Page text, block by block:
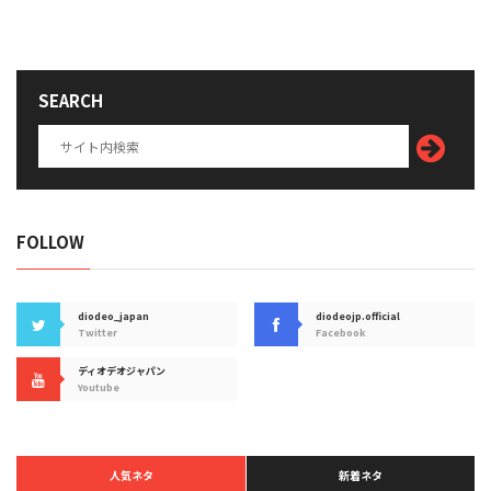
SEARCH
FOLLOW
diodeo_japan
Twitter
diodeojp.official
Facebook
ディオデオジャパン
Youtube
人気ネタ 新着ネタ